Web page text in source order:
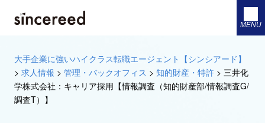
MENU
大手企業に強いハイクラス転職エージェント【シンシアード】
> 求人情報 > 管理・バックオフィス > 知的財産・特許 > 三井化
学株式会社：キャリア採用【情報調査（知的財産部/情報調査G/
調査T）】